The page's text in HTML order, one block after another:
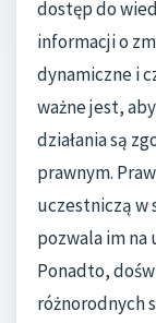
dostęp do
informacji o
dynamiczne i
ważne jest,
działania są
prawnym.
uczestniczą w
pozwala im
Ponadto,
różnorodnych